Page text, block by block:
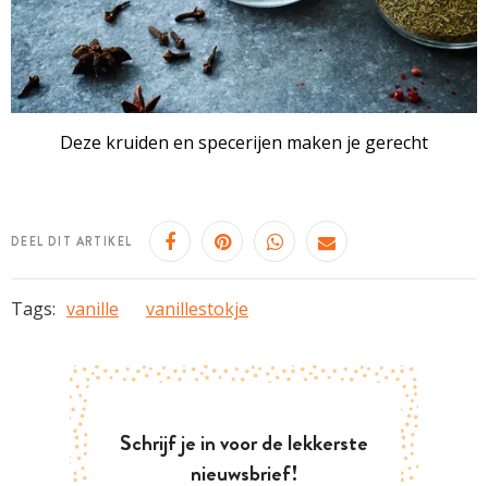
Deze kruiden en specerijen maken je gerecht
DEEL DIT ARTIKEL
Tags: vanille vanillestokje
Schrijf je in voor de lekkerste
nieuwsbrief!